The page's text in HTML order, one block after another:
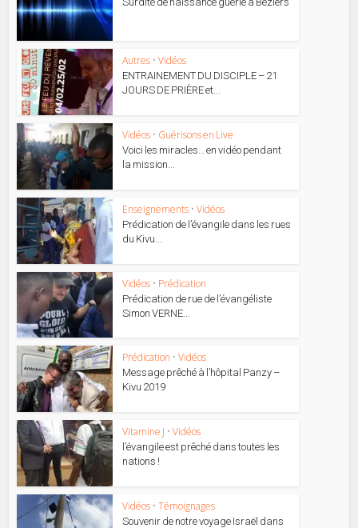
Autres • Vidéos
ENTRAINEMENT DU DISCIPLE – 21
JOURS DE PRIÈRE et...
Vidéos • Guérisons en Live
Voici les miracles… en vidéo pendant
la mission...
Enseignements • Vidéos
Prédication de l’évangile dans les rues
du Kivu...
Vidéos • Prédication
Prédication de rue de l’évangéliste
Simon VERNE...
Prédication • Vidéos
Message prêché à l’hôpital Panzy –
Kivu 2019
Vitamine J • Vidéos
l’évangile est prêché dans toutes les
nations !
Vidéos • Témoignages
Souvenir de notre voyage Israël dans